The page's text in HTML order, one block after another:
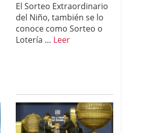
El Sorteo Extraordinario
del Niño, también se lo
conoce como Sorteo o
Lotería … Leer